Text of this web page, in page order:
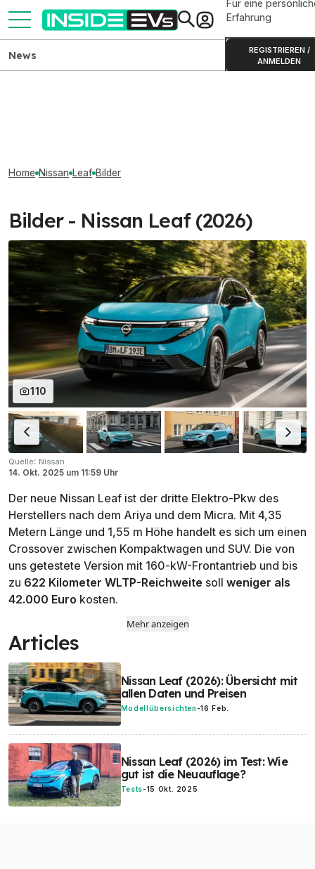
Für eine
Erfahrung
REGISTRIEREN /
ANMELDEN
News
Home Nissan Leaf Bilder
Bilder - Nissan Leaf (2026)
110
Quelle: Nissan
14. Okt. 2025 um 11:59 Uhr
Der neue Nissan Leaf ist der dritte Elektro-Pkw des
Herstellers nach dem Ariya und dem Micra. Mit 4,35
Metern Länge und 1,55 m Höhe handelt es sich um einen
Crossover zwischen Kompaktwagen und SUV. Die von
uns getestete Version mit 160-kW-Frontantrieb und bis
zu 622 Kilometer WLTP-Reichweite soll weniger als
42.000 Euro kosten.
Mehr anzeigen
Articles
Nissan Leaf (2026): Übersicht mit
allen Daten und Preisen
Modellübersichten -16 Feb.
Nissan Leaf (2026) im Test: Wie
gut ist die Neuauflage?
Tests-15 Okt. 2025